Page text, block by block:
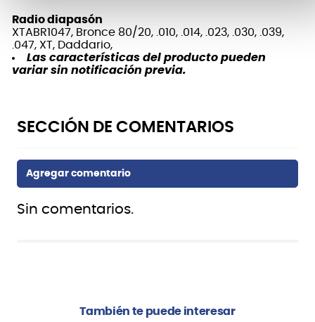
Radio diapasón
XTABR1047, Bronce 80/20, .010, .014, .023, .030, .039,
.047, XT, Daddario,
Las características del producto pueden
variar sin notificación previa.
Sin comentarios.
También te puede interesar